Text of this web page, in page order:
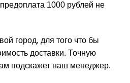
1000 рублей не
город, для того что бы
доставки. Точную
подскажет наш менеджер.